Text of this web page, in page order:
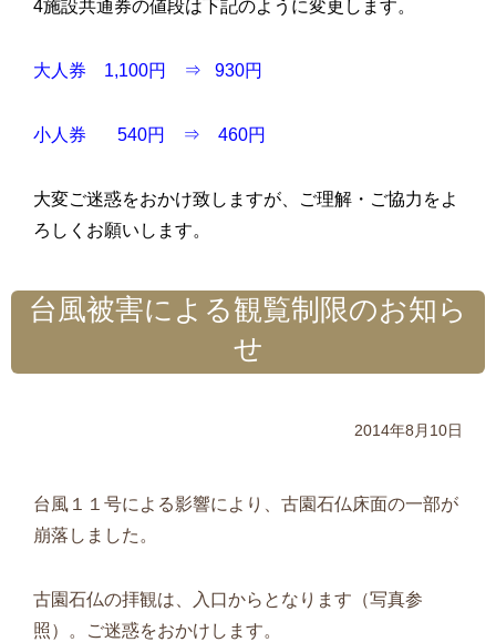
4施設共通券の値段は下記のように変更します。
大人券 1,100円 ⇒ 930円
小人券 540円 ⇒ 460円
大変ご迷惑をおかけ致しますが、ご理解・ご協力をよ
ろしくお願いします。
台風被害による観覧制限のお知ら
せ
2014年8月10日
台風１１号による影響により、古園石仏床面の一部が
崩落しました。
古園石仏の拝観は、入口からとなります（写真参
照）。ご迷惑をおかけします。